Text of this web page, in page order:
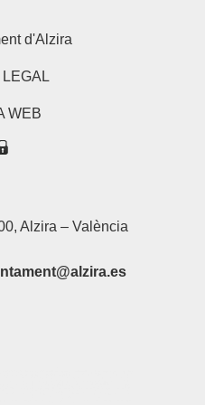
d'Alzira
WEB
Alzira – València